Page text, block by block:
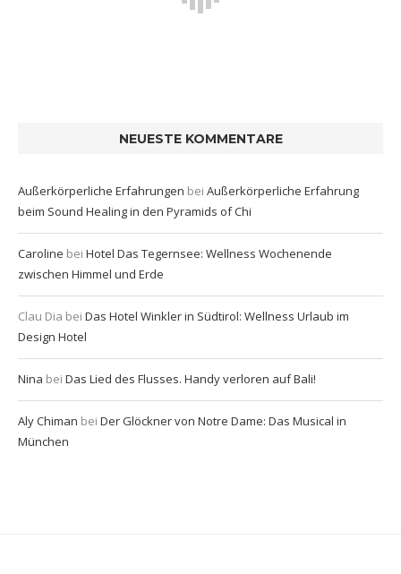
NEUESTE KOMMENTARE
Außerkörperliche Erfahrungen bei Außerkörperliche Erfahrung
beim Sound Healing in den Pyramids of Chi
Caroline bei Hotel Das Tegernsee: Wellness Wochenende
zwischen Himmel und Erde
Clau Dia bei Das Hotel Winkler in Südtirol: Wellness Urlaub im
Design Hotel
Nina bei Das Lied des Flusses. Handy verloren auf Bali!
Aly Chiman bei Der Glöckner von Notre Dame: Das Musical in
München